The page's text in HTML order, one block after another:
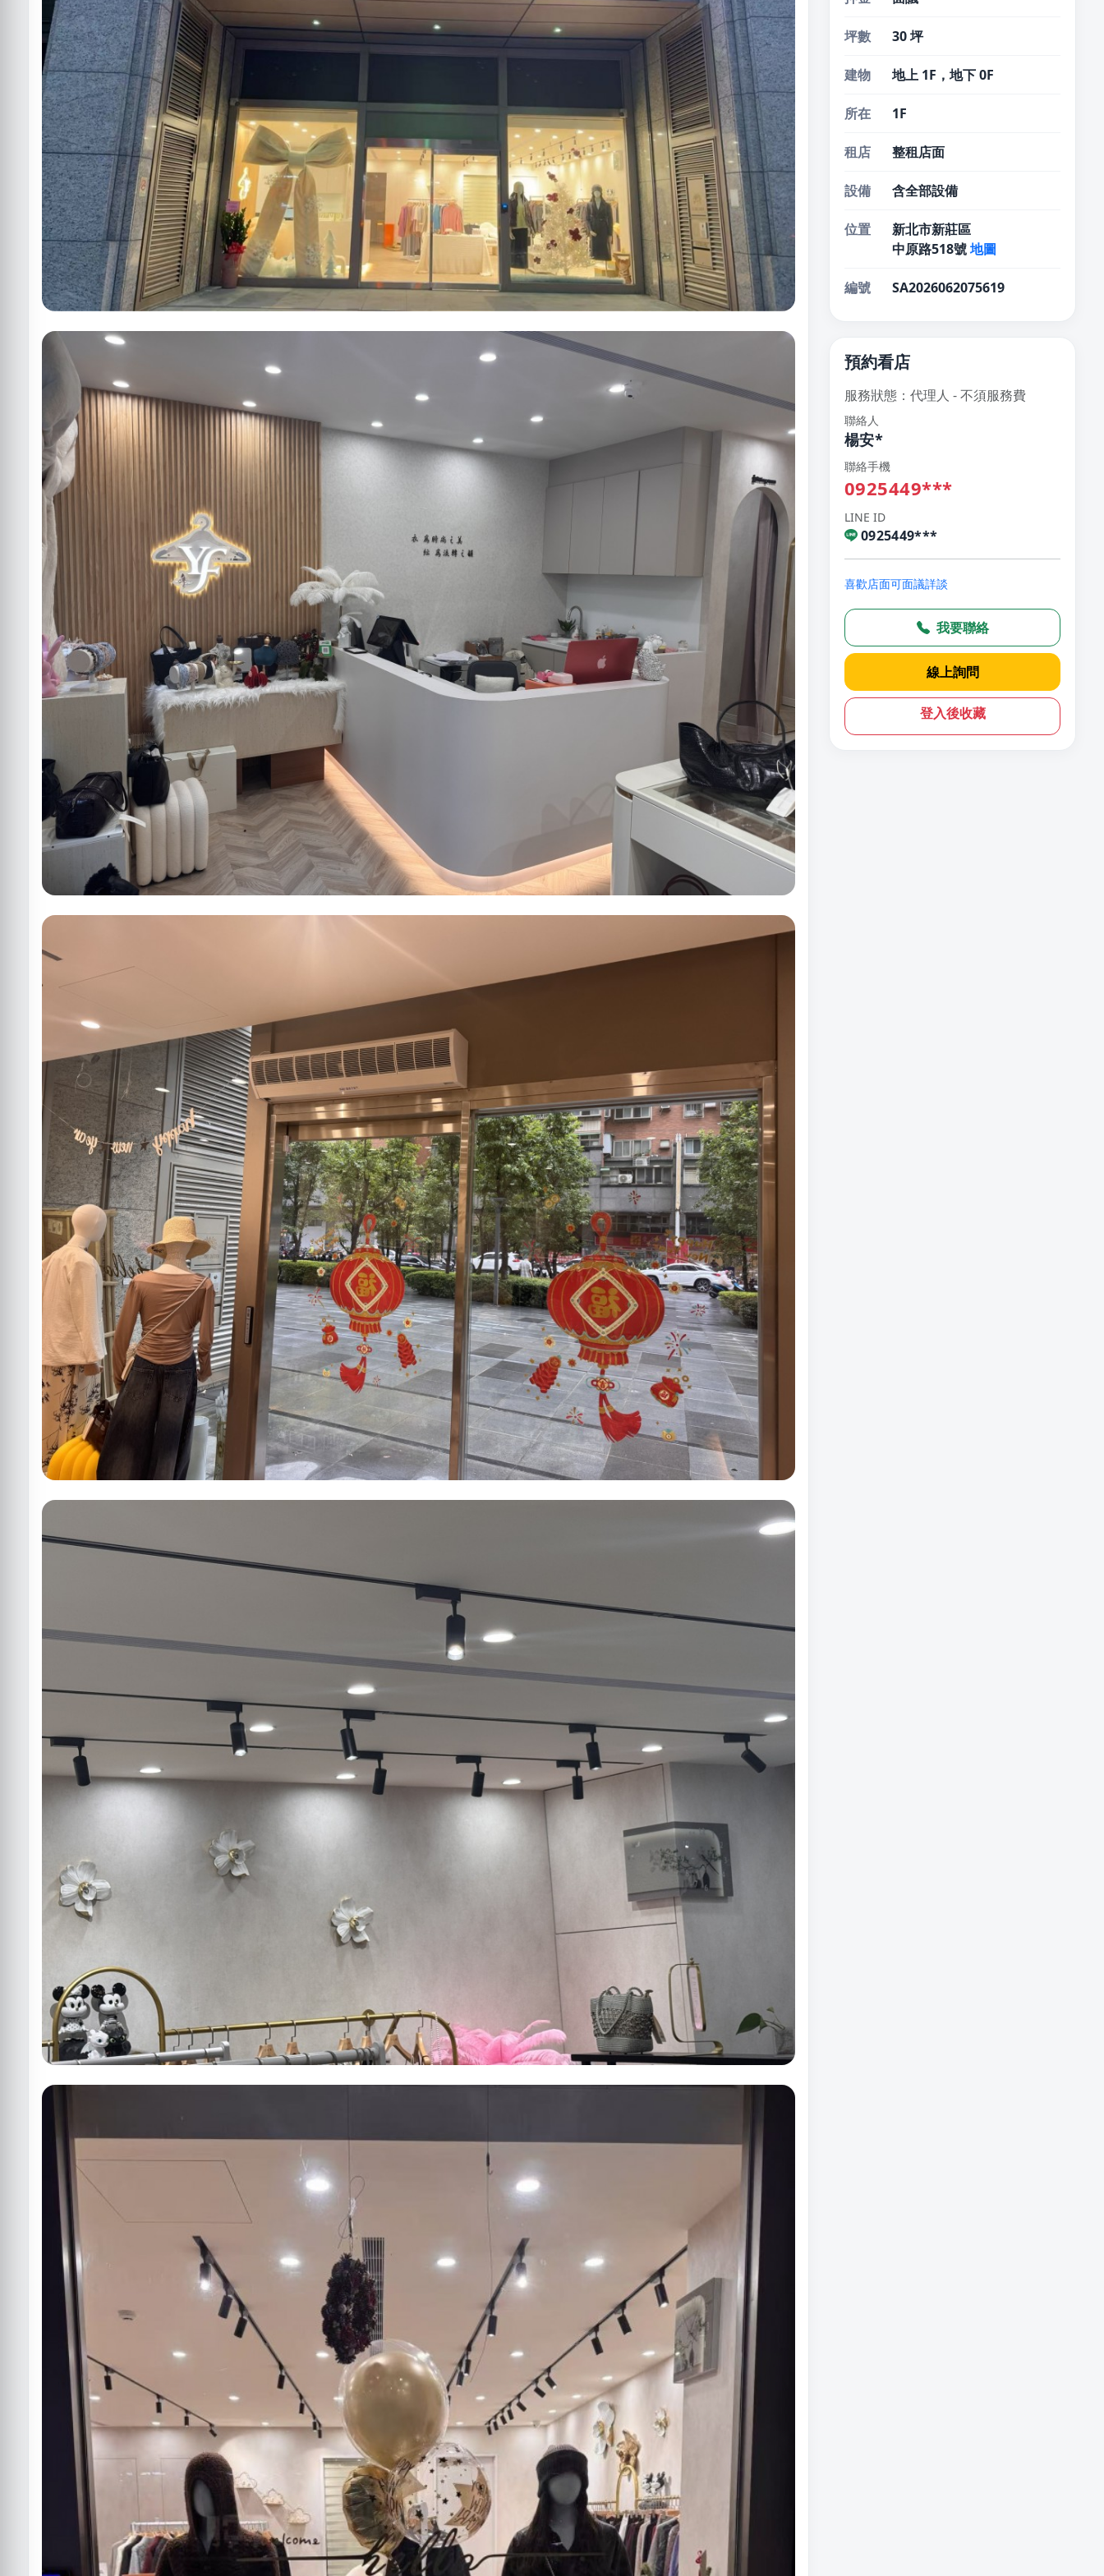
坪數 30 坪
建物 地上 1F，地下 0F
所在 1F
租店 整租店面
設備 含全部設備
位置
新北市新莊區
中原路518號地圖
編號 SA2026062075619
預約看店
服務狀態：代理人 - 不須服務費
聯絡人
楊安*
聯絡手機
0925449***
LINE ID
0925449***
喜歡店面可面議詳談
我要聯絡
線上詢問
登入後收藏